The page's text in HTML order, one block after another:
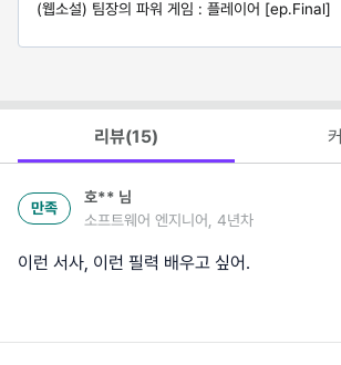
(웹소설) 팀장의 파워 게임 : 플레이어 [ep.Final]
리뷰(15)
만족
호** 님
소프트웨어 엔지니어, 4년차
이런 서사, 이런 필력 배우고 싶어.